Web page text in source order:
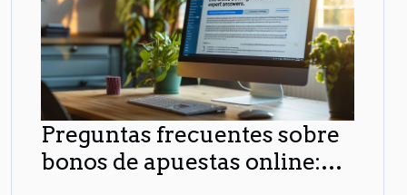
Preguntas frecuentes sobre
bonos de apuestas online: